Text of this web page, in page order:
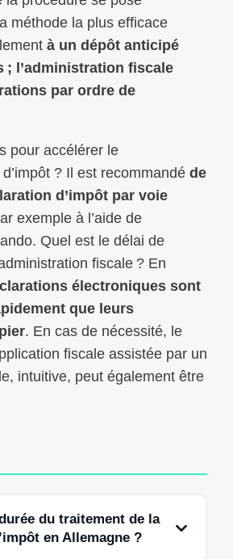
méthode la plus efficace
à un dépôt anticipé
; l’administration fiscale
par ordre de
pour accélérer le
? Il est recommandé de
d’impôt par voie
exemple à l’aide de
Quel est le délai de
fiscale ? En
électroniques sont
que leurs
. En cas de nécessité, le
fiscale assistée par un
intuitive, peut également être
du traitement de la
en Allemagne ?